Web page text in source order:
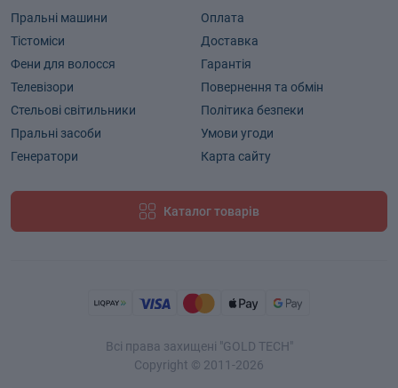
Пральні машини
Тістоміси
Фени для волосся
Телевізори
Стельові світильники
Пральні засоби
Генератори
Оплата
Доставка
Гарантія
Повернення та обмін
Політика безпеки
Умови угоди
Карта сайту
Каталог товарів
Всі права захищені "GOLD TECH"
Copyright © 2011-2026